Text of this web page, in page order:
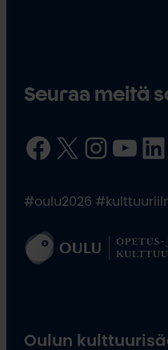
Seuraa meitä
Facebook X InstagramYouTube LinkedIn
#oulu2026
Oulun